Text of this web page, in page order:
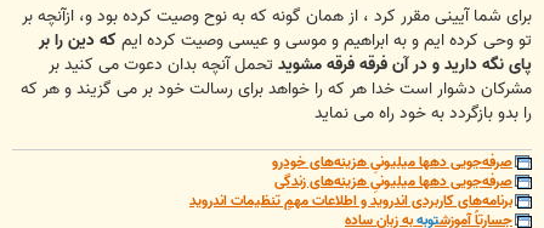
برای شما آيينی مقرر کرد ، از همان گونه که به نوح وصيت کرده بود و، ازآنچه بر
تو وحی کرده ايم و به ابراهيم و موسی و عيسی وصيت کرده ايم که دين را بر
پای نگه داريد و در آن فرقه فرقه مشويد تحمل آنچه بدان دعوت می کنيد بر
مشرکان دشوار است خدا هر که را خواهد برای رسالت خود بر می گزيند و هر که
را بدو بازگردد به خود راه می نمايد
صرفه‌جویی دهها میلیونیِ هزینه‌های خودرو
صرفه‌جویی دهها میلیونیِ هزینه‌های زندگی
برنامه‌های کاربردی اندروید و اطلاعات مهمِ تنظیمات اندروید
جسارتاً آموزشتوبهبه زبان ساده